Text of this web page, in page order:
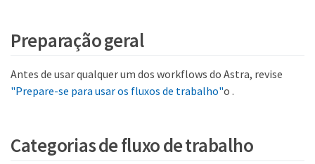
Preparação geral
Antes de usar qualquer um dos workflows do Astra, revise
"Prepare-se para usar os fluxos de trabalho"o .
Categorias de fluxo de trabalho